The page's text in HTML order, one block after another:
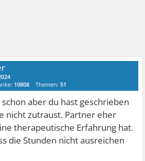
10808 Themen:51
aber du hast geschrieben
nicht zutraust. Partner eher
therapeutische Erfahrung hat.
die Stunden nicht ausreichen